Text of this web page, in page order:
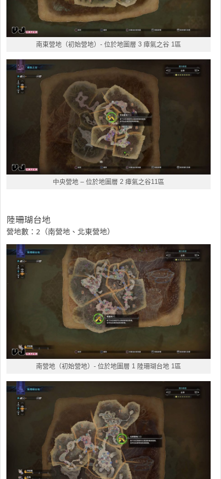
南東營地（初始營地）- 位於地圖層 3 瘴氣之谷 1區
中央營地 – 位於地圖層 2 瘴氣之谷11區
陸珊瑚台地
營地數：2（南營地、北東營地）
南營地（初始營地）- 位於地圖層 1 陸珊瑚台地 1區